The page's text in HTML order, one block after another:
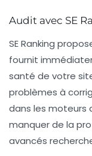
Audit avec SE
SE Ranking
fournit
santé de votre
problèmes à
dans les moteurs
manquer de la
avancés